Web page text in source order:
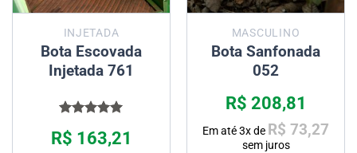
INJETADA
Bota Escovada
Injetada 761
5.00 de 5
R$ 163,21
MASCULINO
Bota Sanfonada
052
R$ 208,81
Em até3x de R$ 73,27
sem juros